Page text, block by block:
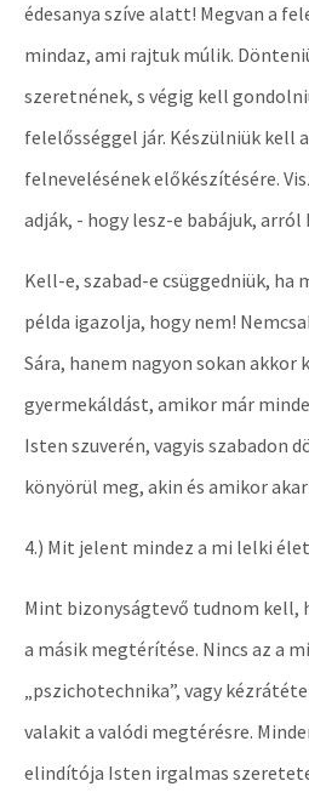
édesanya szíve alatt! Megvan a
mindaz, ami rajtuk múlik.
szeretnének, s végig kell
felelősséggel jár. Készülniük kell
felnevelésének előkészítésére.
adják, - hogy lesz-e babájuk,
Kell-e, szabad-e csüggedniük, ha
példa igazolja, hogy nem!
Sára, hanem nagyon sokan akkor
gyermekáldást, amikor már
Isten szuverén, vagyis szabadon
könyörül meg, akin és amikor
4.) Mit jelent mindez a mi lelki
Mint bizonyságtevő tudnom kell,
a másik megtérítése. Nincs az a
„pszichotechnika”, vagy
valakit a valódi megtérésre.
elindítója Isten irgalmas